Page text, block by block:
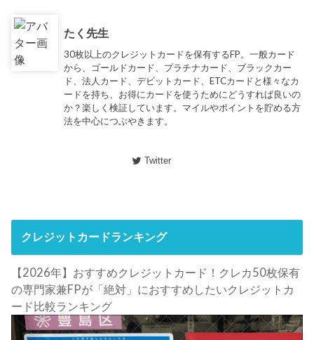
たく先生
30枚以上のクレジットカードを保有するFP。一般カード
から、ゴールドカード、プラチナカード、ブラックカー
ド、法人カード、デビットカード、ETCカードと様々なカ
ードを持ち、お得にカードを使うためにどうすれば良いの
か？楽しく検証しています。マイルやポイントを貯める方
法を中心につぶやきます。
Twitter
クレジットカードランキング
【2026年】おすすめクレジットカード！クレカ50枚保有
の専門家兼FPが「絶対」におすすめしたいクレジットカ
ード比較ランキング